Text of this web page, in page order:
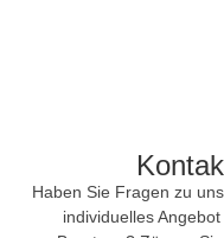
Haben Sie Fragen zu
individuelles